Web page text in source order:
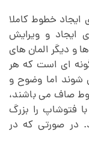
ایجاد خطوط کاملا
ایجاد و ویرایش
و دیگر المان های
ای است که هر
شوند اما وضوح و
صاف می باشند،
فتوشاپ را بزرگ
در صورتی که در